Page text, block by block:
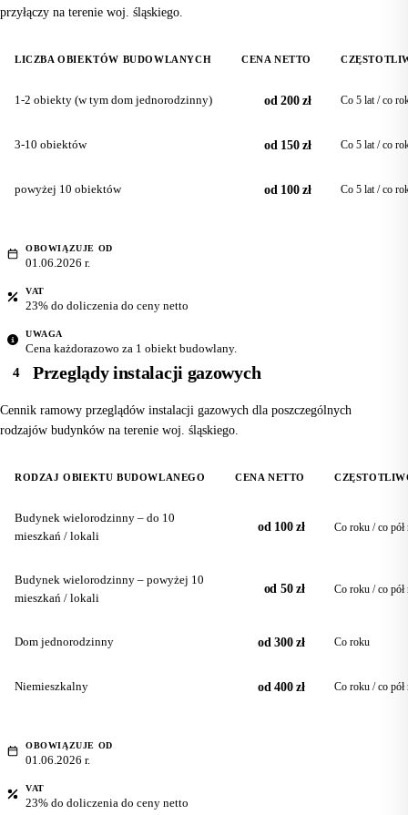
przyłączy na terenie woj. śląskiego.
LICZBA OBIEKTÓW BUDOWLANYCH CENA NETTO
1-2 obiekty (w tym dom jednorodzinny) od 200 zł Co 5 lat / co
3-10 obiektów od 150 zł Co 5 lat / co
powyżej 10 obiektów od 100 zł Co 5 lat / co
OBOWIĄZUJE OD
01.06.2026 r.
VAT
23% do doliczenia do ceny netto
UWAGA
Cena każdorazowo za 1 obiekt budowlany.
4 Przeglądy instalacji gazowych
Cennik ramowy przeglądów instalacji gazowych dla poszczególnych
rodzajów budynków na terenie woj. śląskiego.
RODZAJ OBIEKTU BUDOWLANEGO CENA NETTO
Budynek wielorodzinny – do 10
mieszkań / lokali
od 100 zł Co roku / co pół
Budynek wielorodzinny – powyżej 10
mieszkań / lokali
od 50 zł Co roku / co pół
Dom jednorodzinny od 300 zł Co roku
Niemieszkalny od 400 zł Co roku / co pół
OBOWIĄZUJE OD
01.06.2026 r.
VAT
23% do doliczenia do ceny netto